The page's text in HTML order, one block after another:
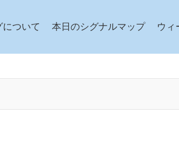
ついて 本日のシグナルマップ ウィ